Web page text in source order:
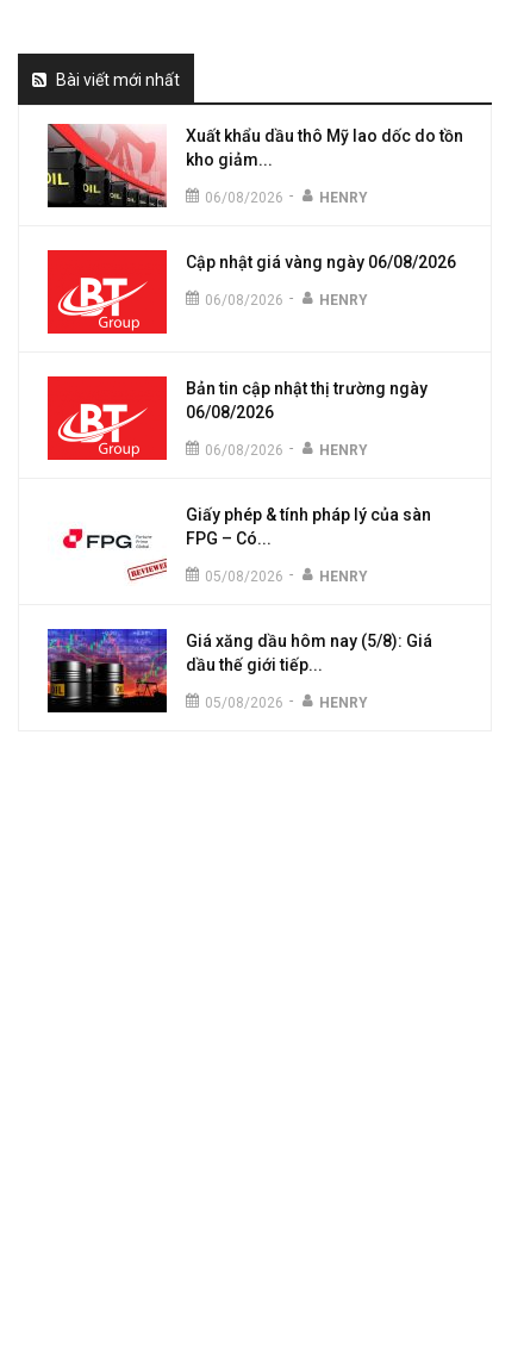
Bài viết mới nhất
Xuất khẩu dầu thô Mỹ lao dốc do tồn
kho giảm...
06/08/2026 - HENRY
Cập nhật giá vàng ngày 06/08/2026
06/08/2026 - HENRY
Bản tin cập nhật thị trường ngày
06/08/2026
06/08/2026 - HENRY
Giấy phép & tính pháp lý của sàn
FPG – Có...
05/08/2026 - HENRY
Giá xăng dầu hôm nay (5/8): Giá
dầu thế giới tiếp...
05/08/2026 - HENRY